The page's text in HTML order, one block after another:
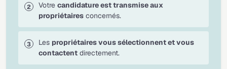
Votre candidature est transmise aux
propriétaires concernés.
Les propriétaires vous sélectionnent et vous
contactent directement.